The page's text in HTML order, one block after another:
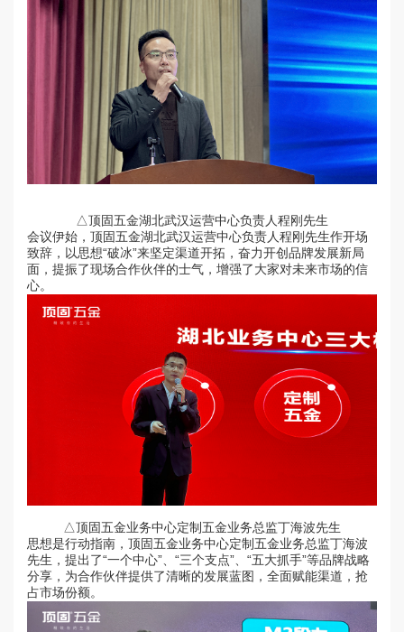
△顶固五金湖北武汉运营中心负责人程刚先生
会议伊始，顶固五金湖北武汉运营中心负责人程刚先生作开场
致辞，以思想“破冰”来坚定渠道开拓，奋力开创品牌发展新局
面，提振了现场合作伙伴的士气，增强了大家对未来市场的信
心。
△顶固五金业务中心定制五金业务总监丁海波先生
思想是行动指南，顶固五金业务中心定制五金业务总监丁海波
先生，提出了“一个中心”、“三个支点”、“五大抓手”等品牌战略
分享，为合作伙伴提供了清晰的发展蓝图，全面赋能渠道，抢
占市场份额。